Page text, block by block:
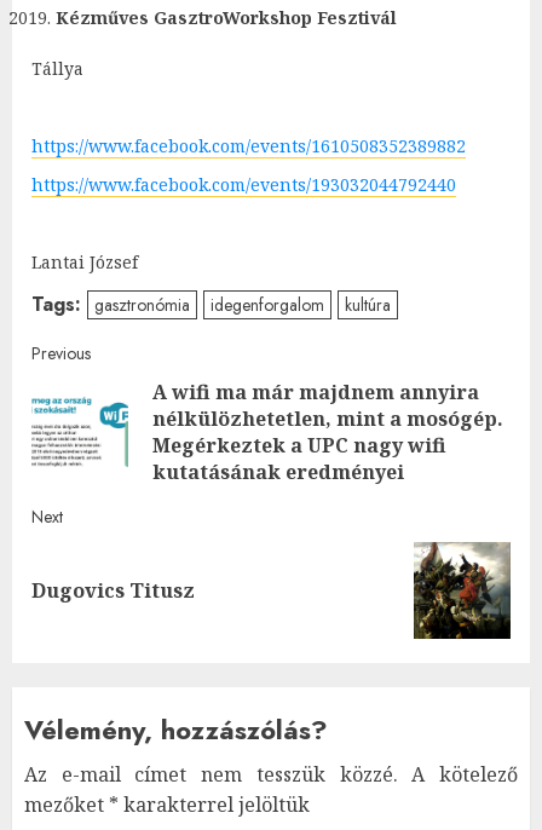
Kézműves GasztroWorkshop Fesztivál
Tállya
https://www.facebook.com/events/1610508352389882
https://www.facebook.com/events/193032044792440
Lantai József
Tags: gasztronómia idegenforgalom kultúra
Post
navigation
Previous
A wifi ma már majdnem annyira
nélkülözhetetlen, mint a mosógép.
Megérkeztek a UPC nagy wifi
kutatásának eredményei
Next
Next
post:
Dugovics Titusz
Vélemény, hozzászólás?
Az e-mail címet nem tesszük közzé. A kötelező
mezőket * karakterrel jelöltük